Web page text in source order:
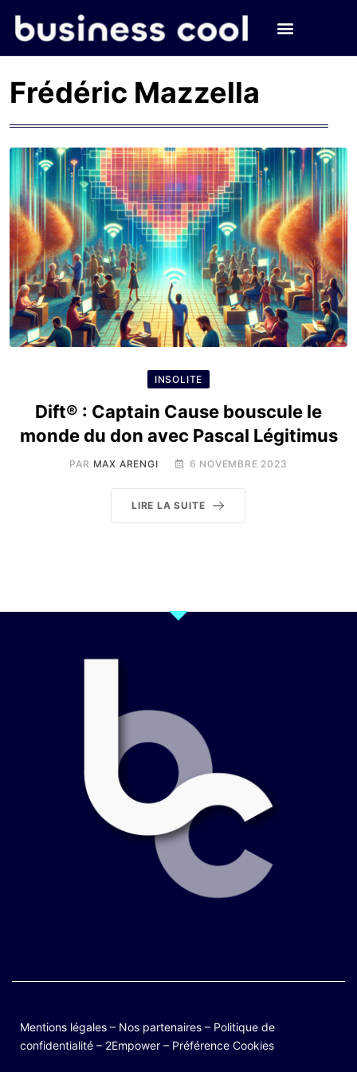
Frédéric Mazzella
INSOLITE
Dift® : Captain Cause bouscule le
monde du don avec Pascal Légitimus
PAR MAX ARENGI 6 NOVEMBRE 2023
LIRE LA SUITE
Mentions légales – Nos partenaires – Politique de
confidentialité – 2Empower – Préférence Cookies